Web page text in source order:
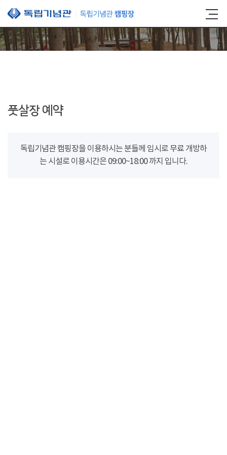
본문 바로가기
풋살장 예약
독립기념관 캠핑장을 이용하시는 분들께 임시로 무료 개방하
는 시설로 이용시간은 09:00~18:00 까지 입니다.